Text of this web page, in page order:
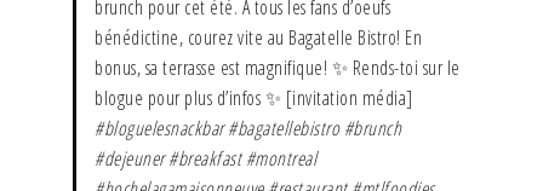
brunch pour cet été. À tous les fans d’oeufs
bénédictine, courez vite au Bagatelle Bistro! En
bonus, sa terrasse est magnifique! ✨ Rends-toi sur le
blogue pour plus d’infos ✨ [invitation média]
#bloguelesnackbar #bagatellebistro #brunch
#dejeuner #breakfast #montreal